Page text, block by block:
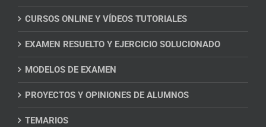
CURSOS ONLINE Y VÍDEOS TUTORIALES
EXAMEN RESUELTO Y EJERCICIO SOLUCIONADO
MODELOS DE EXAMEN
PROYECTOS Y OPINIONES DE ALUMNOS
TEMARIOS